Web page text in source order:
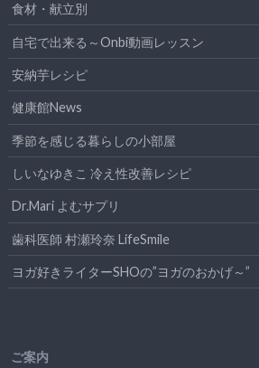
食材・献立別
自宅で出来る～Onbi動画レッスン
安納芋レシピ
健康館News
季節を感じる暮らしの小部屋
しいなゆきこ 冷え性改善レシピ
Dr.Mari よむサプリ
歯科医師 村瀬玲奈 LifeSmile
ヨガ好きライターSHOの”ヨガのおかげ～”
ご案内